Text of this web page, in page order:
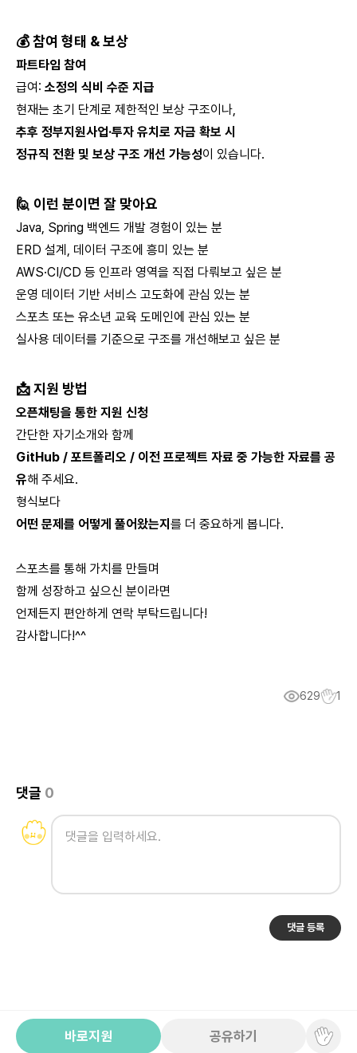
💰 참여 형태 & 보상
파트타임 참여
급여: 소정의 식비 수준 지급
현재는 초기 단계로 제한적인 보상 구조이나,
추후 정부지원사업·투자 유치로 자금 확보 시
정규직 전환 및 보상 구조 개선 가능성이 있습니다.
🙋 이런 분이면 잘 맞아요
Java, Spring 백엔드 개발 경험이 있는 분
ERD 설계, 데이터 구조에 흥미 있는 분
AWS·CI/CD 등 인프라 영역을 직접 다뤄보고 싶은 분
운영 데이터 기반 서비스 고도화에 관심 있는 분
스포츠 또는 유소년 교육 도메인에 관심 있는 분
실사용 데이터를 기준으로 구조를 개선해보고 싶은 분
📩 지원 방법
오픈채팅을 통한 지원 신청
간단한 자기소개와 함께
GitHub / 포트폴리오 / 이전 프로젝트 자료 중 가능한 자료를 공
유해 주세요.
형식보다
어떤 문제를 어떻게 풀어왔는지 를 더 중요하게 봅니다.
스포츠를 통해 가치를 만들며
함께 성장하고 싶으신 분이라면
언제든지 편안하게 연락 부탁드립니다!
감사합니다!^^
629 1
댓글 0
댓글 등록
바로지원 공유하기